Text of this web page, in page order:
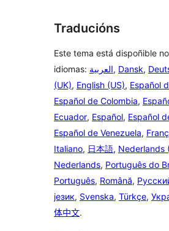
Traducións
Este tema está dispoñible
idiomas: العربية, Dansk,
(UK), English (US), Español
Español de Colombia,
Ecuador, Español, Español
Español de Venezuela,
Italiano, 日本語, Nederlands
Nederlands, Português do
Português, Română,
језик, Svenska, Türkçe,
体中文.